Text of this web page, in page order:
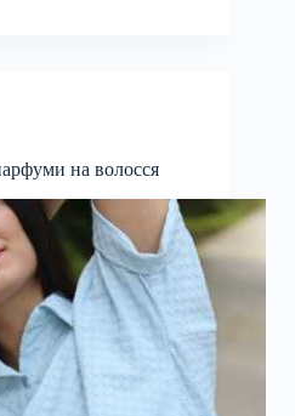
на волосся